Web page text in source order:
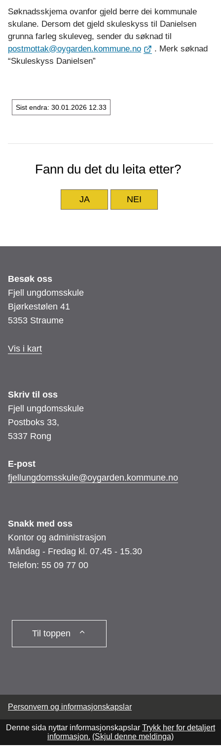
Søknadsskjema ovanfor gjeld berre dei kommunale
skulane. Dersom det gjeld skuleskyss til Danielsen
grunna farleg skuleveg, sender du søknad til
postmottak@oygarden.kommune.no
. Merk søknad
“Skuleskyss Danielsen”
Sist endra 30.01.2026 12.33
Fann du det du leita etter?
JA NEI
Besøk oss
Fjell ungdomsskule
Bjørkestølen 41
5353 Straume
Vis i kart
Skriv til oss
Fjell ungdomsskule
Postboks 33,
5337 Rong
E-post
fjellungdomsskule@oygarden.kommune.no
Snakk med oss
Kontor og administrasjon
Måndag - Fredag kl. 07.45 - 15.30
Telefon: 55 09 77 00
Til toppen
Personvern og informasjonskapslar
Denne sida nyttar informasjonskapslar Trykk her for detaljert
informasjon. (Skjul denne meldinga)